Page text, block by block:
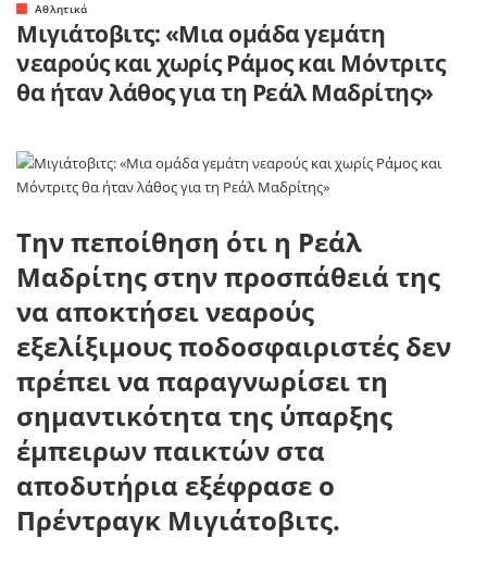
Αθλητικά
Μιγιάτοβιτς: «Μια ομάδα γεμάτη
νεαρούς και χωρίς Ράμος και Μόντριτς
θα ήταν λάθος για τη Ρεάλ Μαδρίτης»
Την πεποίθηση ότι η Ρεάλ
Μαδρίτης στην προσπάθειά της
να αποκτήσει νεαρούς
εξελίξιμους ποδοσφαιριστές δεν
πρέπει να παραγνωρίσει τη
σημαντικότητα της ύπαρξης
έμπειρων παικτών στα
αποδυτήρια εξέφρασε ο
Πρέντραγκ Μιγιάτοβιτς.